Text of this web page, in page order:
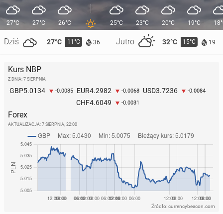
27°C
Dziś 27°C 11°C 36 Jutro 32°C 15°C 19
27°C 26°C 25°C 23°C 20°C 19°C
Kurs NBP
Z DNIA: 7 SIERPNIA
GBP5.0134 -0.0085 EUR4.2982 -0.0068 USD3.7236 -0.0084
CHF4.6049 -0.0031
Forex
AKTUALIZACJA: 7 SIERPNIA, 22:00
Źródło: currencybeacon.com